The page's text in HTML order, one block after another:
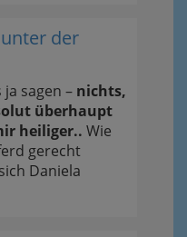
der
ja sagen – nichts,
überhaupt
heiliger.. Wie
gerecht
Daniela